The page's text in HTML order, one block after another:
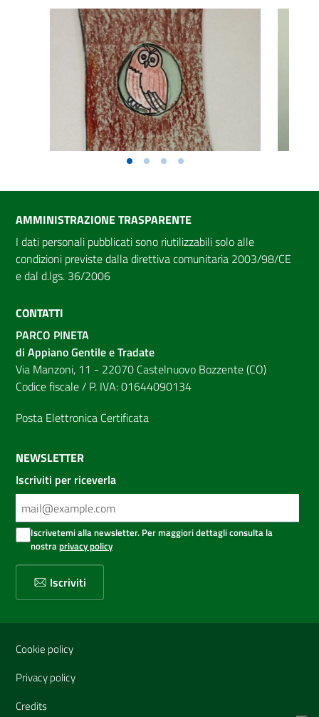
AMMINISTRAZIONE TRASPARENTE
I dati personali pubblicati sono riutilizzabili solo alle
condizioni previste dalla direttiva comunitaria 2003/98/CE
e dal d.lgs. 36/2006
CONTATTI
PARCO PINETA
di Appiano Gentile e Tradate
Via Manzoni, 11 - 22070 Castelnuovo Bozzente (CO)
Codice fiscale / P. IVA: 01644090134
Posta Elettronica Certificata
NEWSLETTER
Iscriviti per riceverla
Iscrivetemi alla newsletter. Per maggiori dettagli consulta la
nostraprivacy policy
Iscriviti
Sezione Link Utili
Cookie policy
Privacy policy
Credits